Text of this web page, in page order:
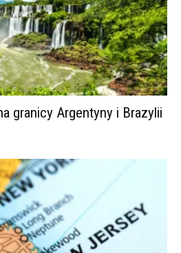
granicy Argentyny i Brazylii